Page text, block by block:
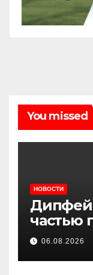
You missed
НОВОСТИ
частью
жизни:
06.08.2026